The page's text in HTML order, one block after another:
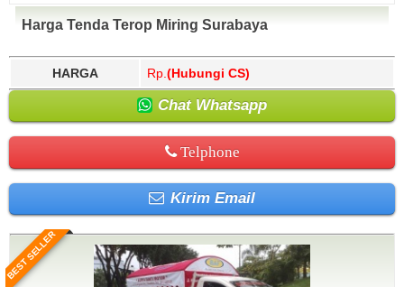
Harga Tenda Terop Miring Surabaya
HARGA Rp. (Hubungi CS)
Chat Whatsapp
Telphone
Kirim Email
BEST SELLER